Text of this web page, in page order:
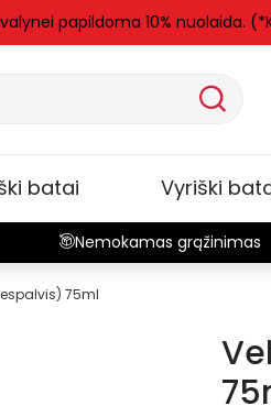
papildoma 10% nuolaida.
batai Vyriški
Nemokamas grąžinimas
75ml